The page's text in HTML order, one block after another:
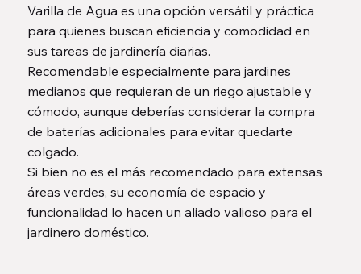
Varilla de Agua es una opción versátil y práctica
para quienes buscan eficiencia y comodidad en
sus tareas de jardinería diarias.
Recomendable especialmente para jardines
medianos que requieran de un riego ajustable y
cómodo, aunque deberías considerar la compra
de baterías adicionales para evitar quedarte
colgado.
Si bien no es el más recomendado para extensas
áreas verdes, su economía de espacio y
funcionalidad lo hacen un aliado valioso para el
jardinero doméstico.